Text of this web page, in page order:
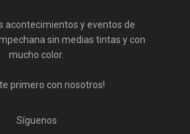
acontecimientos y eventos de
sin medias tintas y con
mucho color.
primero con nosotros!
Síguenos